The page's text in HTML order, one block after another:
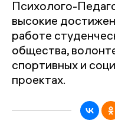
Психолого-
высокие
работе
общества,
спортивных и
проектах.